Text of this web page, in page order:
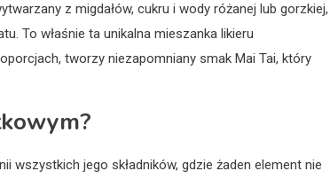
z migdałów, cukru i wody różanej lub gorzkiej,
To właśnie ta unikalna mieszanka likieru
tworzy niezapomniany smak Mai Tai, który
wszystkich jego składników, gdzie żaden element nie